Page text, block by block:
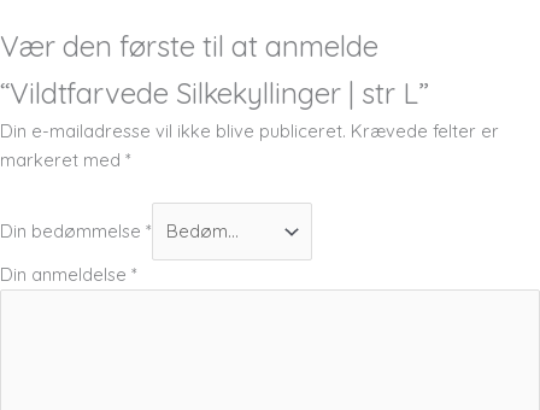
Vær den første til at anmelde
“Vildtfarvede Silkekyllinger | str L”
Din e-mailadresse vil ikke blive publiceret. Krævede felter er
markeret med *
Din bedømmelse *
Din anmeldelse *